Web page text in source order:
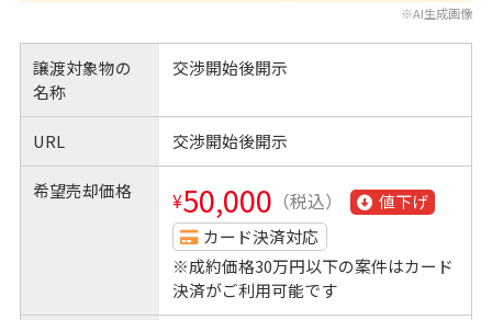
※AI生成画像
譲渡対象物の
名称
交渉開始後開示
URL 交渉開始後開示
希望売却価格 ¥50,000 （税込）
値下げ
カード決済対応
※成約価格30万円以下の案件はカード
決済がご利用可能です